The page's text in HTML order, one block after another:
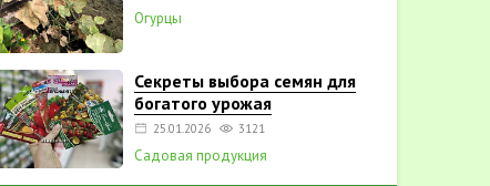
Огурцы
Секреты выбора семян для
богатого урожая
25.01.2026 3121
Садовая продукция